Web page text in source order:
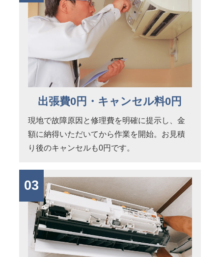
出張費0円・キャンセル料0円
現地で故障原因と修理費を明確に提示し、金
額に納得いただいてから作業を開始。お見積
り後のキャンセルも0円です。
03